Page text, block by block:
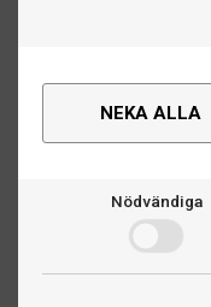
NEKA ALLA
Nödvändiga